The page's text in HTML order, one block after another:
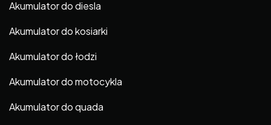
Akumulator do diesla
Akumulator do kosiarki
Akumulator do łodzi
Akumulator do motocykla
Akumulator do quada